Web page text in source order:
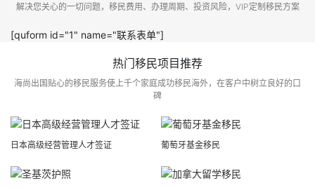
解决您关心的一切问题，移民费用、办理周期、投资风险，VIP定制移民方案
[quform id="1" name="联系表单"]
热门移民项目推荐
海尚出国贴心的移民服务使上千个家庭成功移民海外，在客户中树立良好的口
碑
日本高级经营管理人才签证 葡萄牙基金移民